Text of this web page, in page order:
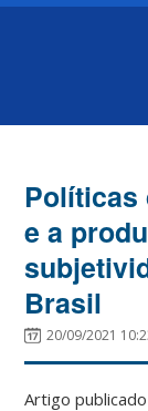
Políticas
e a
Brasil
20/09/2021
Artigo